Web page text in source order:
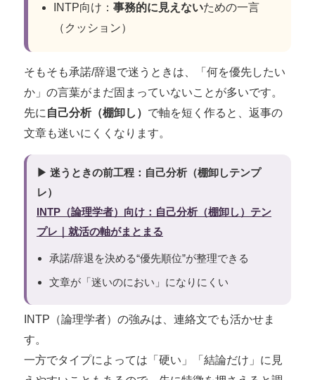
INTP向け： 事務的に見えないための一言
（クッション）
そもそも承諾/辞退で迷うときは、「何を優先したい
か」の言葉がまだ固まっていないことが多いです。
先に 自己分析（棚卸し） で軸を短く作ると、返事の
文章も迷いにくくなります。
▶ 迷うときの前工程：自己分析（棚卸しテンプ
レ）
INTP（論理学者）向け：自己分析（棚卸し）テン
プレ｜就活の軸がまとまる
承諾/辞退を決める“優先順位”が整理できる
文章が「迷いのにおい」になりにくい
INTP（論理学者）の強みは、連絡文でも活かせま
す。
一方でタイプによっては「硬い」「結論だけ」に見